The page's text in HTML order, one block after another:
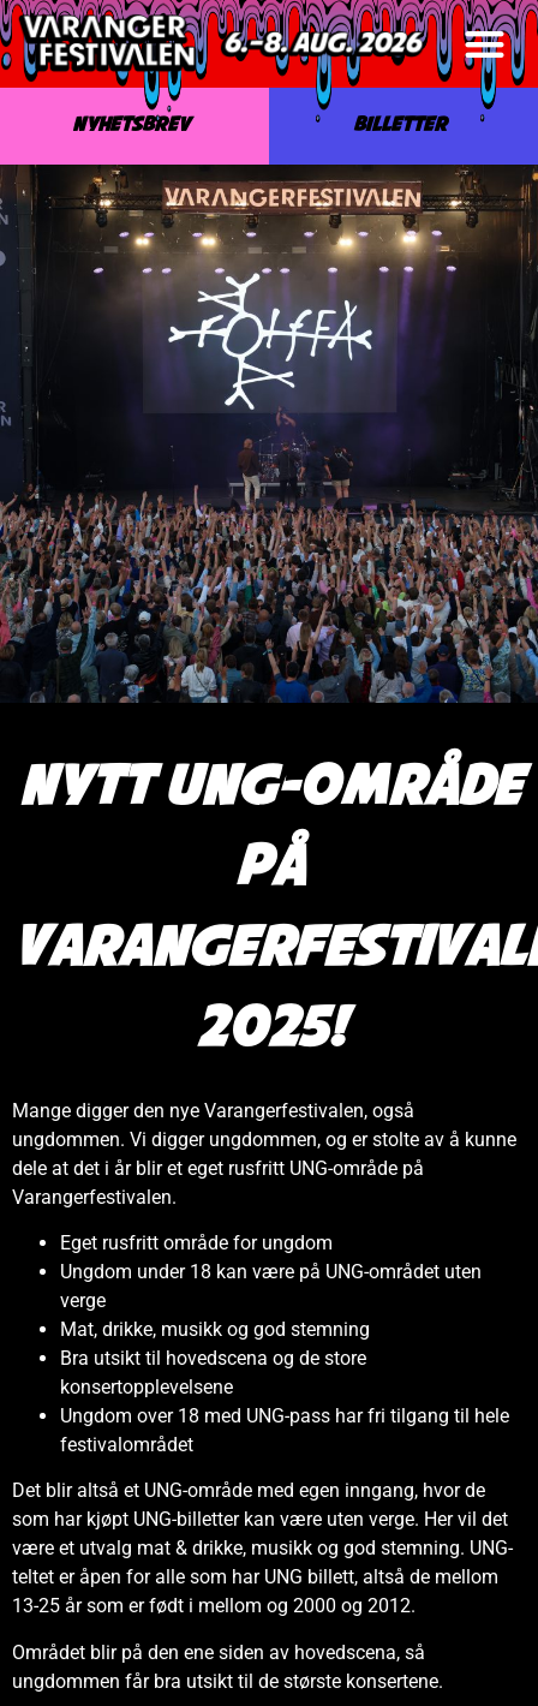
NYHETSBREV BILLETTER
Nytt UNG-område
på
2025!
Mange digger den nye Varangerfestivalen, også
ungdommen. Vi digger ungdommen, og er stolte av å kunne
dele at det i år blir et eget rusfritt UNG-område på
Varangerfestivalen.
Eget rusfritt område for ungdom
Ungdom under 18 kan være på UNG-området uten
verge
Mat, drikke, musikk og god stemning
Bra utsikt til hovedscena og de store
konsertopplevelsene
Ungdom over 18 med UNG-pass har fri tilgang til hele
festivalområdet
Det blir altså et UNG-område med egen inngang, hvor de
som har kjøpt UNG-billetter kan være uten verge. Her vil det
være et utvalg mat & drikke, musikk og god stemning. UNG-
teltet er åpen for alle som har UNG billett, altså de mellom
13-25 år som er født i mellom og 2000 og 2012.
Området blir på den ene siden av hovedscena, så
ungdommen får bra utsikt til de største konsertene.